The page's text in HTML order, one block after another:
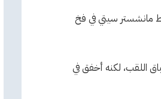
الثلاثاء للمرة الأولى منذ 22 عاماً، بعدما سقط مانشستر سيتي في فخ
اللقب، لكنه أخفق في